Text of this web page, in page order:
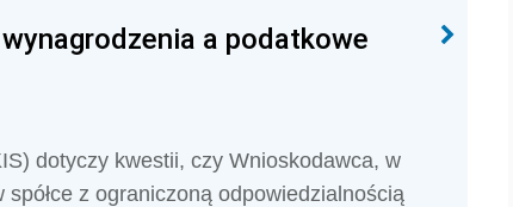
a podatkowe
dotyczy kwestii, czy Wnioskodawca, w
z ograniczoną odpowiedzialnością